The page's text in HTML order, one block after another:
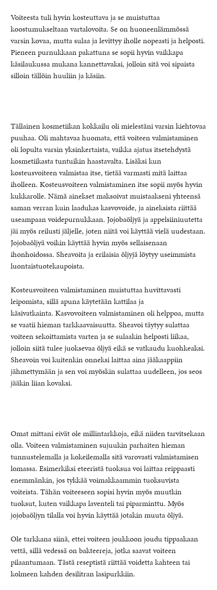
Voiteesta tuli hyvin kosteuttava ja se muistuttaa
koostumukseltaan vartalovoita. Se on huoneenlämmössä
varsin kovaa, mutta sulaa ja levittyy iholle nopeasti ja helposti.
Pieneen purnukkaan pakattuna se sopii hyvin vaikkapa
käsilaukussa mukana kannettavaksi, jolloin sitä voi sipaista
silloin tällöin huuliin ja käsiin.
Tällainen kosmetiikan kokkailu oli mielestäni varsin kiehtovaa
puuhaa. Oli mahtavaa huomata, että voiteen valmistaminen
oli lopulta varsin yksinkertaista, vaikka ajatus itsetehdystä
kosmetiikasta tuntuikin haastavalta. Lisäksi kun
kosteusvoiteen valmistaa itse, tietää varmasti mitä laittaa
iholleen. Kosteusvoiteen valmistaminen itse sopii myös hyvin
kukkarolle. Nämä ainekset maksoivat muistaakseni yhteensä
saman verran kuin laadukas kasvovoide, ja aineksista riittää
useampaan voidepurnukkaan. Jojobaöljyä ja appelsiiniuutetta
jäi myös reilusti jäljelle, joten niitä voi käyttää vielä uudestaan.
Jojobaöljyä voikin käyttää hyvin myös sellaisenaan
ihonhoidossa. Sheavoita ja erilaisia öljyjä löytyy useimmista
luontaistuotekaupoista.
Kosteusvoiteen valmistaminen muistuttaa huvittavasti
leipomista, sillä apuna käytetään kattilaa ja
käsivatkainta. Kasvovoiteen valmistaminen oli helppoa, mutta
se vaatii hieman tarkkaavaisuutta. Sheavoi täytyy sulattaa
voiteen sekoittamista varten ja se sulaakin helposti liikaa,
jolloin siitä tulee juoksevaa öljyä eikä se vatkaudu kuohkeaksi.
Sheavoin voi kuitenkin onneksi laittaa aina jääkaappiin
jähmettymään ja sen voi myöskin sulattaa uudelleen, jos seos
jääkin liian kovaksi.
Omat mittani eivät ole millintarkkoja, eikä niiden tarvitsekaan
olla. Voiteen valmistaminen sujuukin parhaiten hieman
tunnustelemalla ja kokeilemalla sitä varovasti valmistamisen
lomassa. Esimerkiksi eteeristä tuoksua voi laittaa reippaasti
enemmänkin, jos tykkää voimakkaammin tuoksuvista
voiteista. Tähän voiteeseen sopisi hyvin myös muutkin
tuoksut, kuten vaikkapa laventeli tai piparminttu. Myös
jojobaöljyn tilalla voi hyvin käyttää jotakin muuta öljyä.
Ole tarkkana siinä, ettei voiteen joukkoon joudu tippaakaan
vettä, sillä vedessä on bakteereja, jotka saavat voiteen
pilaantumaan. Tästä reseptistä riittää voidetta kahteen tai
kolmeen kahden desilitran lasipurkkiin.